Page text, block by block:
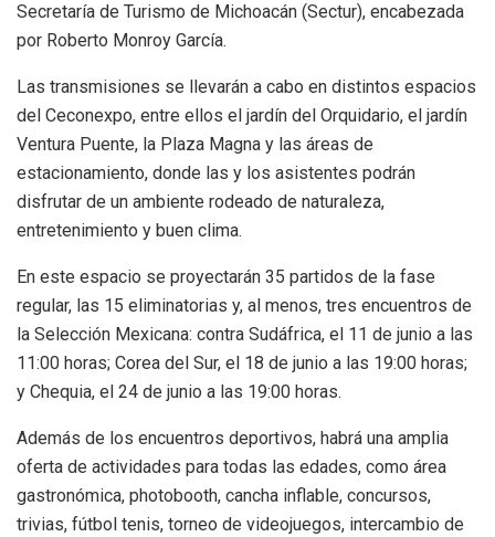
Secretaría de Turismo de Michoacán (Sectur), encabezada
por Roberto Monroy García.
Las transmisiones se llevarán a cabo en distintos espacios
del Ceconexpo, entre ellos el jardín del Orquidario, el jardín
Ventura Puente, la Plaza Magna y las áreas de
estacionamiento, donde las y los asistentes podrán
disfrutar de un ambiente rodeado de naturaleza,
entretenimiento y buen clima.
En este espacio se proyectarán 35 partidos de la fase
regular, las 15 eliminatorias y, al menos, tres encuentros de
la Selección Mexicana: contra Sudáfrica, el 11 de junio a las
11:00 horas; Corea del Sur, el 18 de junio a las 19:00 horas;
y Chequia, el 24 de junio a las 19:00 horas.
Además de los encuentros deportivos, habrá una amplia
oferta de actividades para todas las edades, como área
gastronómica, photobooth, cancha inflable, concursos,
trivias, fútbol tenis, torneo de videojuegos, intercambio de